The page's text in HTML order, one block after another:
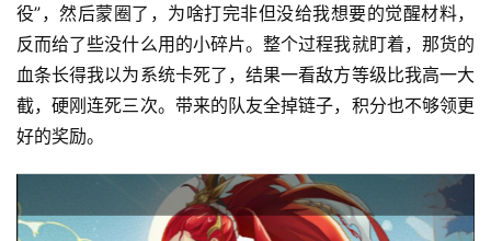
役”，然后蒙圈了，为啥打完非但没给我想要的觉醒材料，
反而给了些没什么用的小碎片。整个过程我就盯着，那货的
血条长得我以为系统卡死了，结果一看敌方等级比我高一大
截，硬刚连死三次。带来的队友全掉链子，积分也不够领更
好的奖励。